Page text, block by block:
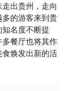
出贵州，走向
的游客来到贵
名度不断提
餐厅也将其作
焕发出新的活